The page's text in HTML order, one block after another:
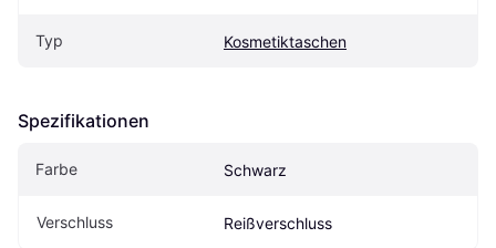
Typ Kosmetiktaschen
Spezifikationen
Farbe Schwarz
Verschluss Reißverschluss